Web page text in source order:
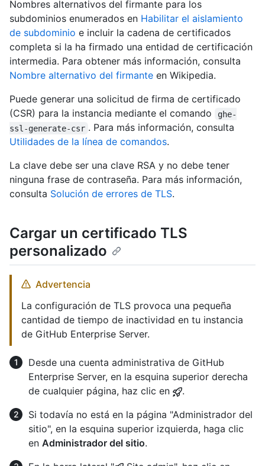
Nombres alternativos del firmante para los
subdominios enumerados en Habilitar el aislamiento
de subdominio e incluir la cadena de certificados
completa si la ha firmado una entidad de certificación
intermedia. Para obtener más información, consulta
Nombre alternativo del firmante en Wikipedia.
Puede generar una solicitud de firma de certificado
(CSR) para la instancia mediante el comando
ghe-
ssl-generate-csr . Para más información, consulta
Utilidades de la línea de comandos.
La clave debe ser una clave RSA y no debe tener
ninguna frase de contraseña. Para más información,
consulta Solución de errores de TLS.
Cargar un certificado TLS
personalizado
Advertencia
La configuración de TLS provoca una pequeña
cantidad de tiempo de inactividad en tu instancia
de GitHub Enterprise Server.
Desde una cuenta administrativa de GitHub
Enterprise Server, en la esquina superior derecha
de cualquier página, haz clic en
.
Si todavía no está en la página "Administrador del
sitio", en la esquina superior izquierda, haga clic
en Administrador del sitio.